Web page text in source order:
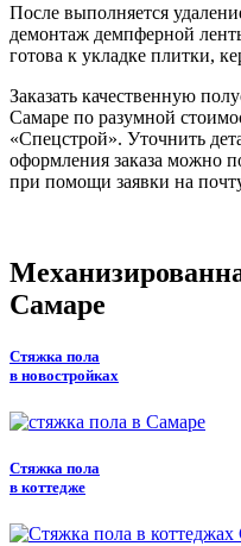
После выполняется
демонтаж демпферной
готова к укладке плитки,
Заказать качественную
Самаре по разумной
«Спецстрой». Уточнить
оформления заказа можно
при помощи заявки на
Самаре
Стяжка пола
в новостройках
Стяжка пола
в коттедже